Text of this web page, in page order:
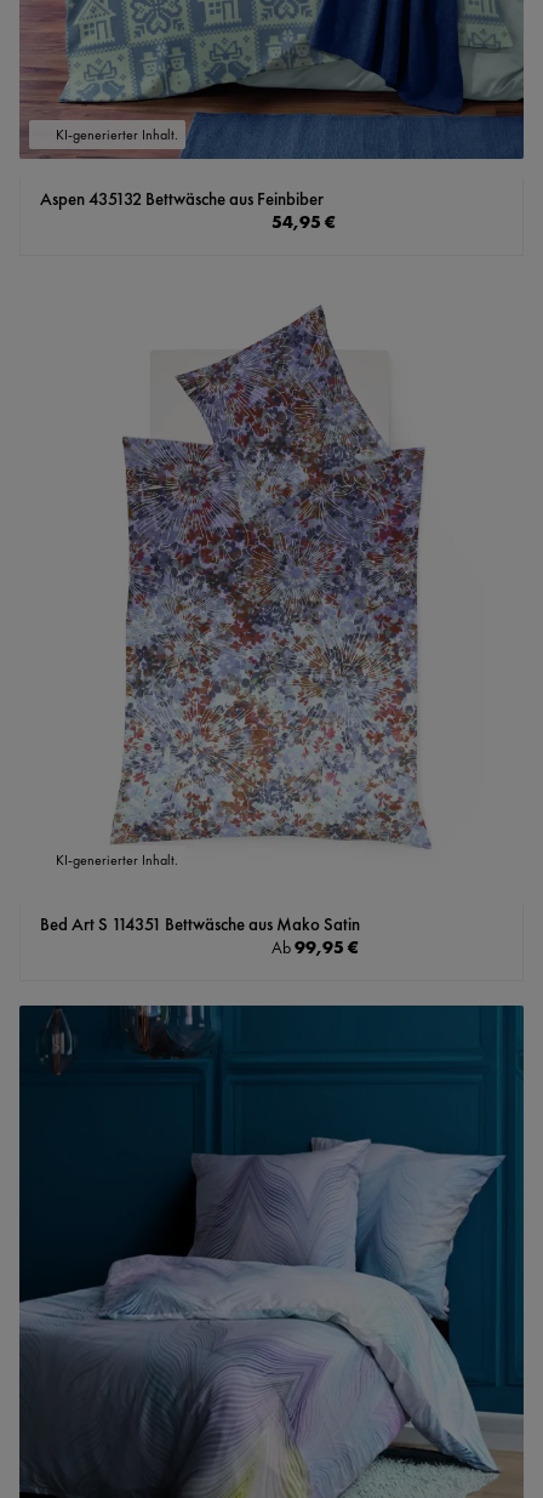
KI-generierter Inhalt.
Aspen 435132 Bettwäsche aus Feinbiber
Regulärer Preis:
54,95 €
KI-generierter Inhalt.
Bed Art S 114351 Bettwäsche aus Mako Satin
Regulärer Preis:
Ab99,95 €